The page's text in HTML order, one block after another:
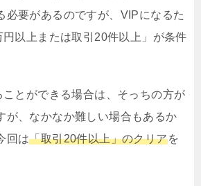
必要があるのですが、VIPになるた
以上または取引20件以上」が条件
とができる場合は、そっちの方が
が、なかなか難しい場合もあるか
回は「取引20件以上」のクリアを